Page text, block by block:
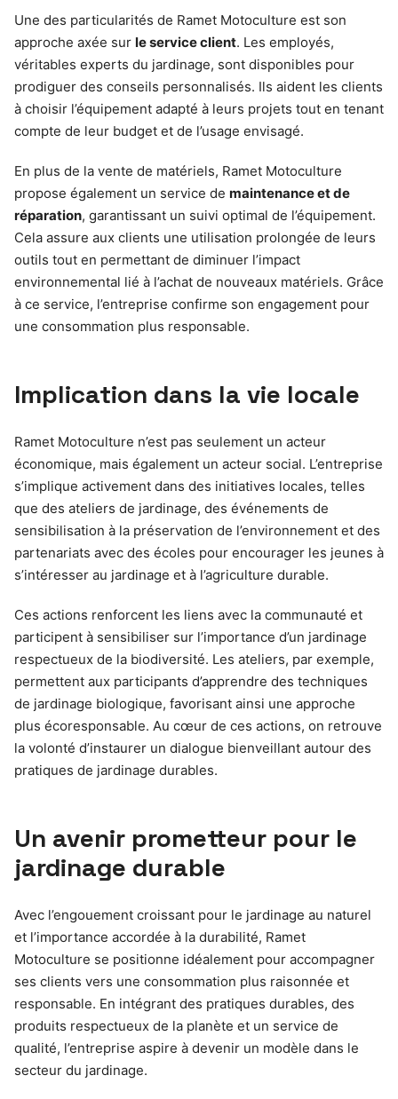
Une des particularités de Ramet Motoculture est son
approche axée sur le service client. Les employés,
véritables experts du jardinage, sont disponibles pour
prodiguer des conseils personnalisés. Ils aident les clients
à choisir l’équipement adapté à leurs projets tout en tenant
compte de leur budget et de l’usage envisagé.
En plus de la vente de matériels, Ramet Motoculture
propose également un service de maintenance et de
réparation, garantissant un suivi optimal de l’équipement.
Cela assure aux clients une utilisation prolongée de leurs
outils tout en permettant de diminuer l’impact
environnemental lié à l’achat de nouveaux matériels. Grâce
à ce service, l’entreprise confirme son engagement pour
une consommation plus responsable.
Implication dans la vie locale
Ramet Motoculture n’est pas seulement un acteur
économique, mais également un acteur social. L’entreprise
s’implique activement dans des initiatives locales, telles
que des ateliers de jardinage, des événements de
sensibilisation à la préservation de l’environnement et des
partenariats avec des écoles pour encourager les jeunes à
s’intéresser au jardinage et à l’agriculture durable.
Ces actions renforcent les liens avec la communauté et
participent à sensibiliser sur l’importance d’un jardinage
respectueux de la biodiversité. Les ateliers, par exemple,
permettent aux participants d’apprendre des techniques
de jardinage biologique, favorisant ainsi une approche
plus écoresponsable. Au cœur de ces actions, on retrouve
la volonté d’instaurer un dialogue bienveillant autour des
pratiques de jardinage durables.
Un avenir prometteur pour le
jardinage durable
Avec l’engouement croissant pour le jardinage au naturel
et l’importance accordée à la durabilité, Ramet
Motoculture se positionne idéalement pour accompagner
ses clients vers une consommation plus raisonnée et
responsable. En intégrant des pratiques durables, des
produits respectueux de la planète et un service de
qualité, l’entreprise aspire à devenir un modèle dans le
secteur du jardinage.